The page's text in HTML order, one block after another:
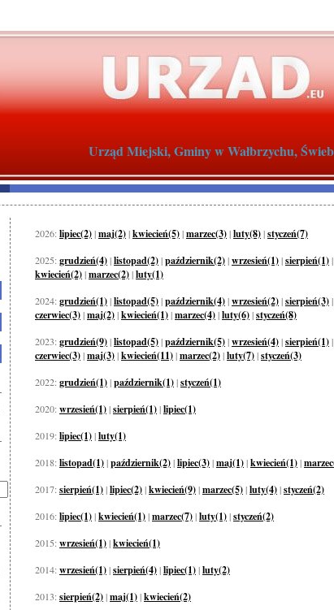
Urząd Miejski, Gminy w Wałbrzychu,
2026:lipiec(2)|maj(2)|kwiecień(5)|marzec(3)|luty(8)|styczeń(7)
2025:grudzień(4)|listopad(2)|październik(2)|wrzesień(1)|sierpień(1)|
kwiecień(2)|marzec(2)|luty(1)
2024:grudzień(1)|listopad(5)|październik(4)|wrzesień(2)|sierpień(3)|
czerwiec(3)|maj(2)|kwiecień(1)|marzec(4)|luty(6)|styczeń(8)
2023:grudzień(9)|listopad(5)|październik(5)|wrzesień(4)|sierpień(1)|
czerwiec(3)|maj(3)|kwiecień(11)|marzec(2)|luty(7)|styczeń(3)
2022:grudzień(1)|październik(1)|styczeń(1)
2020:wrzesień(1)|sierpień(1)|lipiec(1)
2019:lipiec(1)|luty(1)
2018:listopad(1)|październik(2)|lipiec(3)|maj(1)|kwiecień(1)|
2017:sierpień(1)|lipiec(2)|kwiecień(9)|marzec(5)|luty(4)|styczeń(2)
2016:lipiec(1)|kwiecień(1)|marzec(7)|luty(1)|styczeń(2)
2015:wrzesień(1)|kwiecień(1)
2014:wrzesień(1)|sierpień(4)|lipiec(1)|luty(2)
2013:sierpień(2)|maj(1)|kwiecień(2)